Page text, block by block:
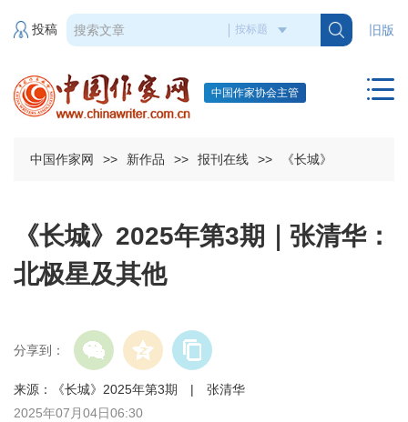
旧版
投稿
中国作家协会主管
中国作家网 >> 新作品 >> 报刊在线 >> 《长城》
《长城》2025年第3期｜张清华：
北极星及其他
分享到：
来源：《长城》2025年第3期 | 张清华
2025年07月04日06:30